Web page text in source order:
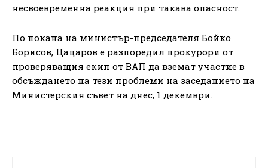
несвоевременна реакция при такава опасност.
По покана на министър-председателя Бойко
Борисов, Цацаров е разпоредил прокурори от
проверяващия екип от ВАП да вземат участие в
обсъждането на тези проблеми на заседанието на
Министерския съвет на днес, 1 декември.